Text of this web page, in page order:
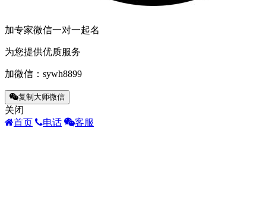
加专家微信一对一起名
为您提供优质服务
加微信： sywh8899
复制大师微信
关闭
首页
电话 客服